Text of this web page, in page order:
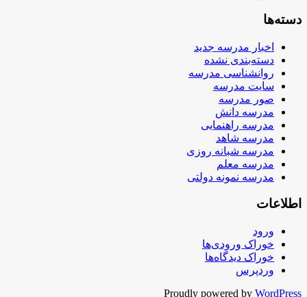
دسته‌ها
اخبار مدرسه جدید
دسته‌بندی نشده
روانشناسی مدرسه
سایت مدرسه
صور مدرسه
مدرسه دانش
مدرسه راهنمایی
مدرسه شاهد
مدرسه شبانه روزی
مدرسه معلم
مدرسه نمونه دولتی
اطلاعات
ورود
خوراک ورودی‌ها
خوراک دیدگاه‌ها
وردپرس
Proudly powered by WordPress